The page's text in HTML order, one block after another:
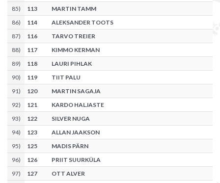
85) 113
MARTIN TAMM
86) 114
ALEKSANDER TOOTS
87) 116
TARVO TREIER
88) 117
KIMMO KERMAN
89) 118
LAURI PIHLAK
90) 119
TIIT PALU
91) 120
MARTIN SAGAJA
92) 121
KARDO HALJASTE
93) 122
SILVER NUGA
94) 123
ALLAN JAAKSON
95) 125
MADIS PÄRN
96) 126
PRIIT SUURKÜLA
97) 127
OTT ALVER